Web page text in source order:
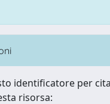
identificatore per
risorsa: